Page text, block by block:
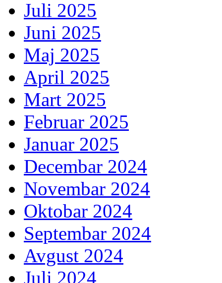
Juli 2025
Juni 2025
Maj 2025
April 2025
Mart 2025
Februar 2025
Januar 2025
Decembar 2024
Novembar 2024
Oktobar 2024
Septembar 2024
Avgust 2024
Juli 2024